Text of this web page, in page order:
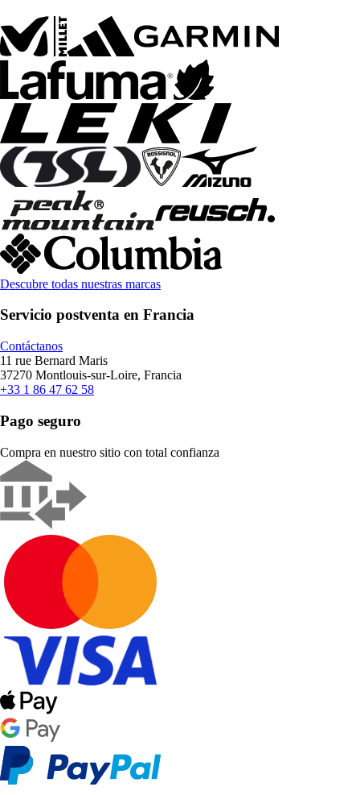
Descubre todas nuestras marcas
Servicio postventa en Francia
Contáctanos
11 rue Bernard Maris
37270 Montlouis-sur-Loire, Francia
+33 1 86 47 62 58
Pago seguro
Compra en nuestro sitio con total confianza